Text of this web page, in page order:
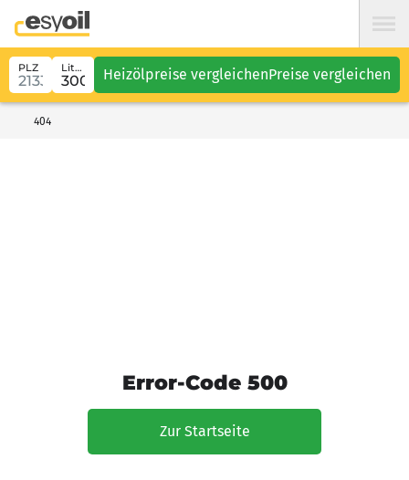
PLZ Liter Heizölpreise vergleichenPreise vergleichen
404
Error-Code 500
Zur Startseite